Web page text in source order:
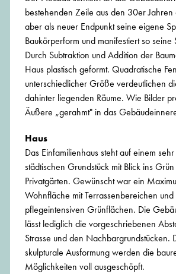
bestehenden Zeile aus den 30er
aber als neuer Endpunkt seine eigene
Baukörperform und manifestiert so seine
Durch Subtraktion und Addition der
Haus plastisch geformt. Quadratische
unterschiedlicher Größe verdeutlichen
dahinter liegenden Räume. Wie Bilder
Äußere „gerahmt" in das
Haus
Das Einfamilienhaus steht auf einem
städtischen Grundstück mit Blick ins
Privatgärten. Gewünscht war ein
Wohnfläche mit Terrassenbereichen
pflegeintensiven Grünflächen. Die
lässt lediglich die vorgeschriebenen
Strasse und den Nachbargrundstücken.
skulpturale Ausformung werden die
Möglichkeiten voll ausgeschöpft.